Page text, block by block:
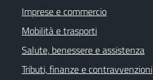
Imprese e commercio
Mobilità e trasporti
Salute, benessere e assistenza
Tributi, finanze e contravvenzioni